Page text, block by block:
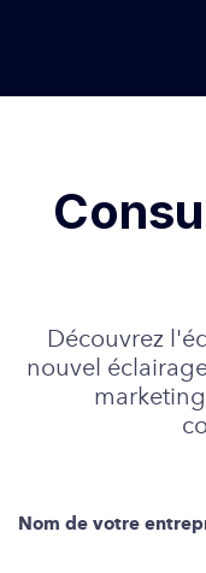
Découvrez
nouvel
Nom de votre